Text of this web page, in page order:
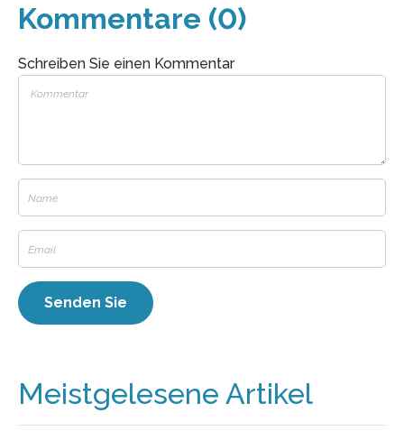
Kommentare (0)
Schreiben Sie einen Kommentar
Meistgelesene Artikel